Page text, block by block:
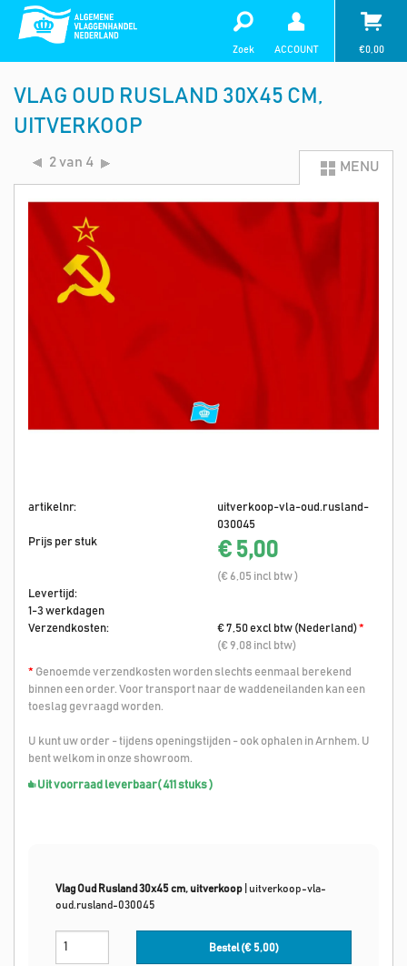
Zoek ACCOUNT €0,00
VLAG OUD RUSLAND 30X45 CM,
UITVERKOOP
2 van 4 MENU
artikelnr:
uitverkoop-vla-oud.rusland-
030045
Prijs per stuk
€ 5,00
(€ 6,05 incl btw )
Levertijd:
1-3 werkdagen
Verzendkosten:
€ 7,50 excl btw (Nederland)*
(€ 9,08 incl btw)
* Genoemde verzendkosten worden slechts eenmaal berekend
binnen een order. Voor transport naar de waddeneilanden kan een
toeslag gevraagd worden.
U kunt uw order - tijdens openingstijden - ook ophalen in Arnhem. U
bent welkom in onze showroom.
Uit voorraad leverbaar( 411 stuks )
Vlag Oud Rusland 30x45 cm, uitverkoop
uitverkoop-vla-
oud.rusland-030045
Bestel (€ 5,00)